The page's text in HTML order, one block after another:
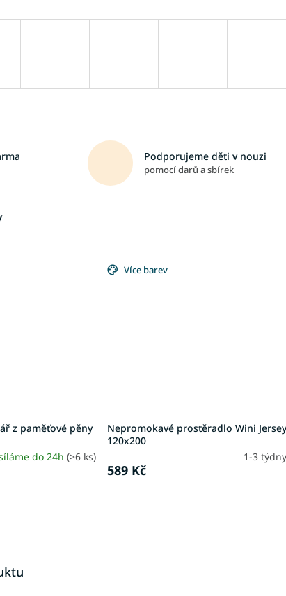
Podporujeme děti v nouzi
pomocí darů a sbírek
z paměťové pěny
do 24h (>6 ks)
Více barev
Nepromokavé prostěradlo Wini Jersey
120x200
1-3 týdny
589 Kč